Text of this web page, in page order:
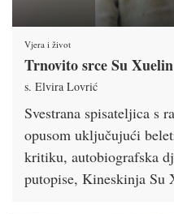
Vjera i život
Trnovito srce Su Xuelin
s. Elvira Lovrić
Svestrana spisateljica s
opusom uključujući
kritiku, autobiografska
putopise, Kineskinja